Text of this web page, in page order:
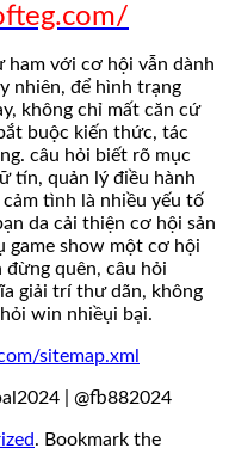
ham với cơ hội vẫn dành
nhiên, để hình trạng
không chỉ mất căn cứ
buộc kiến thức, tác
câu hỏi biết rõ mục
tín, quản lý điều hành
tình là nhiều yếu tố
da cải thiện cơ hội sản
show một cơ hội
đừng quên, câu hỏi
giải trí thư dãn, không
win nhiềụi bại.
sitemap.xml
| @fb882024
. Bookmark the